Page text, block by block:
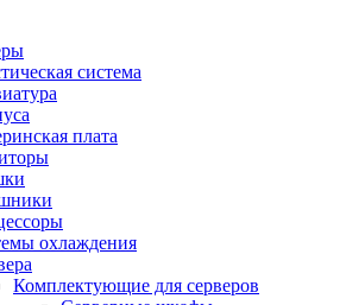
система
плата
охлаждения
Комплектующие для серверов